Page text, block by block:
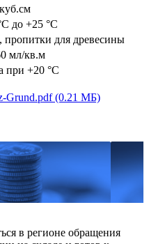
до +25 °C
пропитки для древесины
мл/кв.м
при +20 °С
Grund.pdf (0.21 МБ)
в регионе обращения